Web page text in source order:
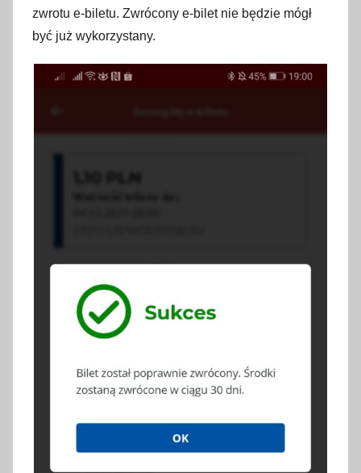
zwrotu e-biletu. Zwrócony e-bilet nie będzie mógł
być już wykorzystany.